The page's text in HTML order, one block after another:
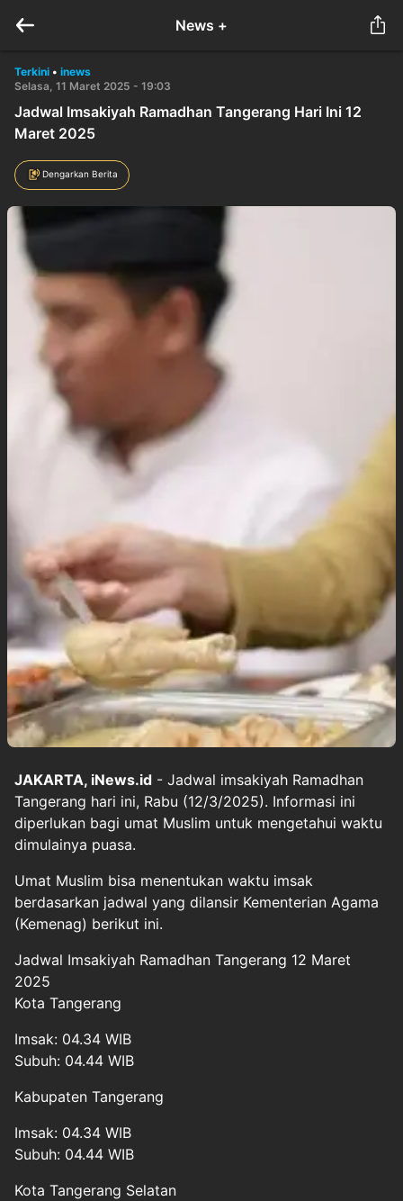
News +
Terkini • inews
Selasa, 11 Maret 2025 - 19:03
Jadwal Imsakiyah Ramadhan Tangerang Hari Ini 12
Maret 2025
Dengarkan Berita
JAKARTA, iNews.id - Jadwal imsakiyah Ramadhan
Tangerang hari ini, Rabu (12/3/2025). Informasi ini
diperlukan bagi umat Muslim untuk mengetahui waktu
dimulainya puasa.
Umat Muslim bisa menentukan waktu imsak
berdasarkan jadwal yang dilansir Kementerian Agama
(Kemenag) berikut ini.
Jadwal Imsakiyah Ramadhan Tangerang 12 Maret
2025
Kota Tangerang
Imsak: 04.34 WIB
Subuh: 04.44 WIB
Kabupaten Tangerang
Imsak: 04.34 WIB
Subuh: 04.44 WIB
Kota Tangerang Selatan